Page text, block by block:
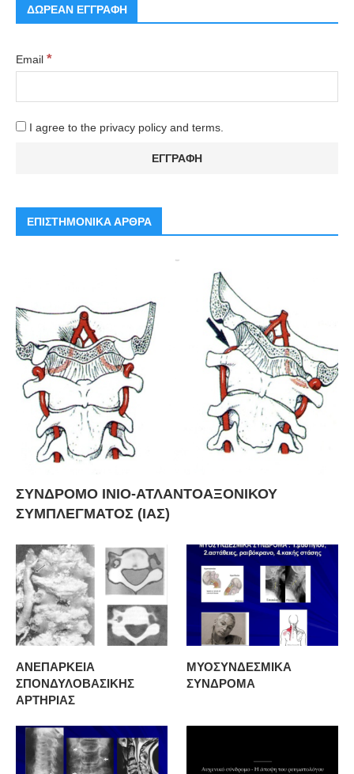
ΔΩΡΕΑΝ ΕΓΓΡΑΦΗ
Email *
I agree to the privacy policy and terms.
ΕΠΙΣΤΗΜΟΝΙΚΑ ΑΡΘΡΑ
ΣΥΝΔΡΟΜΟ ΙΝΙΟ-ΑΤΛΑΝΤΟΑΞΟΝΙΚΟΥ
ΣΥΜΠΛΕΓΜΑΤΟΣ (ΙΑΣ)
ΑΝΕΠΑΡΚΕΙΑ
ΣΠΟΝΔΥΛΟΒΑΣΙΚΗΣ
ΑΡΤΗΡΙΑΣ
ΜΥΟΣΥΝΔΕΣΜΙΚΑ
ΣΥΝΔΡΟΜΑ